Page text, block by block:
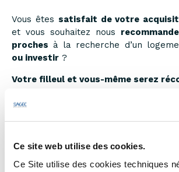
Ce site web utilise des cookies.
Ce Site utilise des cookies techniques
Vous êtes satisfait de votre
et vous souhaitez nous
proches à la recherche d’un
ou investir ?
Votre filleul et vous-même serez
Quels sont vos avantages ?
POUR VOTRE FILLEUL